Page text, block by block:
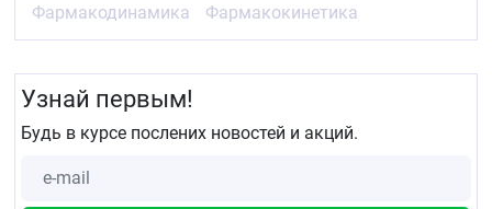
Фармакодинамика Фармакокинетика
Узнай первым!
Будь в курсе послених новостей и акций.